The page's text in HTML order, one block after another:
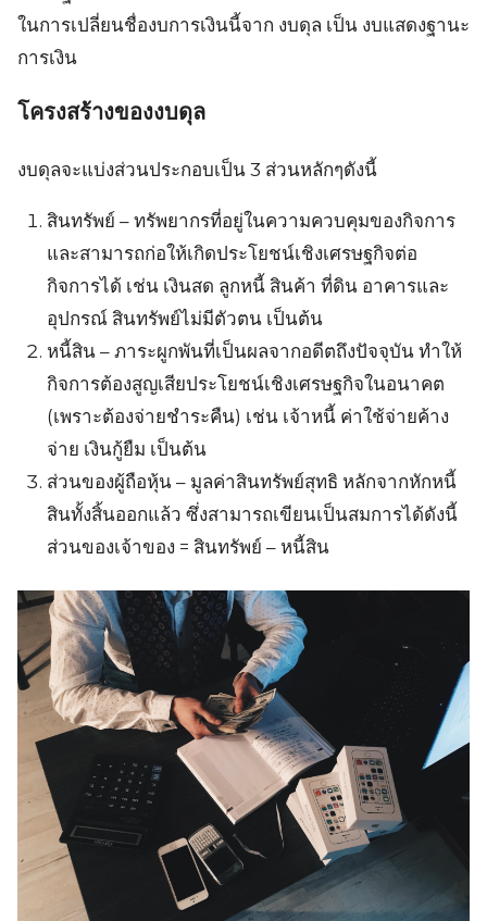
Search
for:
Search
ในการเปลี่ยนชื่องบการเงินนี้จาก งบดุล เป็น งบแสดงฐานะ
การเงิน
โครงสร้างของงบดุล
งบดุลจะแบ่งส่วนประกอบเป็น 3 ส่วนหลักๆดังนี้
สินทรัพย์ – ทรัพยากรที่อยู่ในความควบคุมของกิจการ
และสามารถก่อให้เกิดประโยชน์เชิงเศรษฐกิจต่อ
กิจการได้ เช่น เงินสด ลูกหนี้ สินค้า ที่ดิน อาคารและ
อุปกรณ์ สินทรัพย์ไม่มีตัวตน เป็นต้น
หนี้สิน – ภาระผูกพันที่เป็นผลจากอดีตถึงปัจจุบัน ทำให้
กิจการต้องสูญเสียประโยชน์เชิงเศรษฐกิจในอนาคต
(เพราะต้องจ่ายชำระคืน) เช่น เจ้าหนี้ ค่าใช้จ่ายค้าง
จ่าย เงินกู้ยืม เป็นต้น
ส่วนของผู้ถือหุ้น – มูลค่าสินทรัพย์สุทธิ หลักจากหักหนี้
สินทั้งสิ้นออกแล้ว ซึ่งสามารถเขียนเป็นสมการได้ดังนี้
ส่วนของเจ้าของ = สินทรัพย์ – หนี้สิน